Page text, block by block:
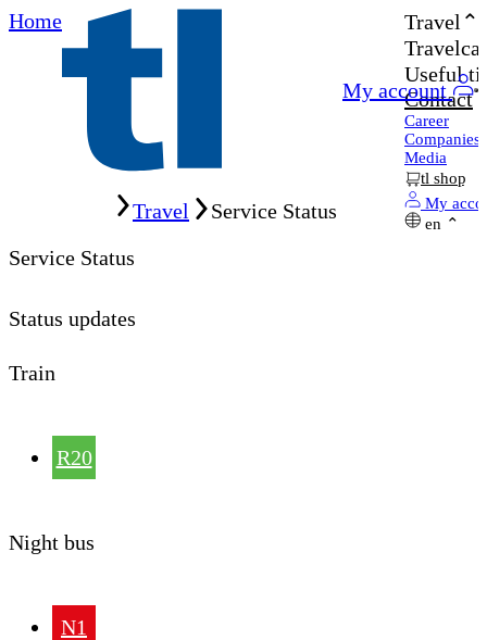
Home
My account
Travel
Useful
Contact
Career
Companies
Media
tl shop
My
en
Travel
Service Status
Service Status
Status updates
Train
R20
Night bus
N1